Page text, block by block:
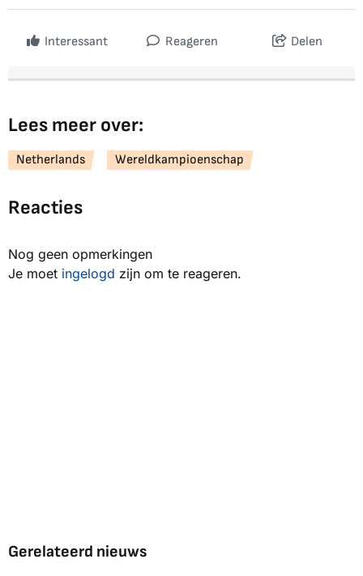
Interessant Reageren Delen
Lees meer over:
Netherlands Wereldkampioenschap
Reacties
Nog geen opmerkingen
Je moet ingelogd zijn om te reageren.
Gerelateerd nieuws